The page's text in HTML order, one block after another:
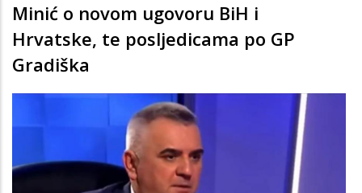
Minić o novom ugovoru BiH i
Hrvatske, te posljedicama po GP
Gradiška